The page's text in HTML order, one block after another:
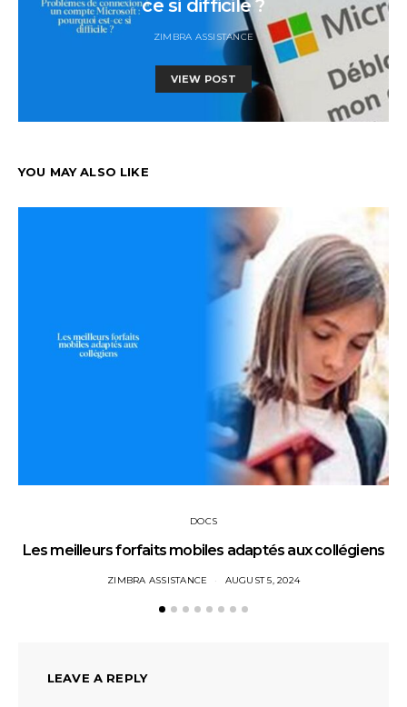
ce si difficile ?
ZIMBRA ASSISTANCE
VIEW POST
YOU MAY ALSO LIKE
DOCS
Les meilleurs forfaits mobiles adaptés aux collégiens
ZIMBRA ASSISTANCE AUGUST 5, 2024
LEAVE A REPLY